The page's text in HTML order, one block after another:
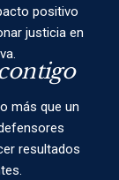
positivo
justicia en
más que un
resultados